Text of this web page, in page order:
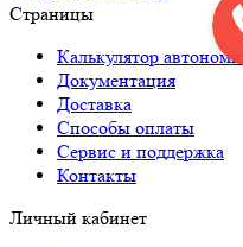
Страницы
Калькулятор автономии
Документация
Доставка
Способы оплаты
Сервис и поддержка
Контакты
Личный кабинет